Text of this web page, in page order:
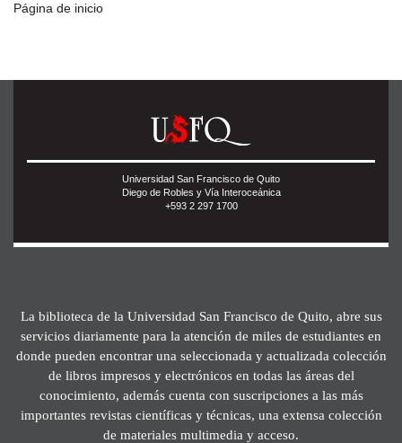
Página de inicio
Universidad San Francisco de Quito
Diego de Robles y Vía Interoceánica
+593 2 297 1700
La biblioteca de la Universidad San Francisco de Quito, abre sus
servicios diariamente para la atención de miles de estudiantes en
donde pueden encontrar una seleccionada y actualizada colección
de libros impresos y electrónicos en todas las áreas del
conocimiento, además cuenta con suscripciones a las más
importantes revistas científicas y técnicas, una extensa colección
de materiales multimedia y acceso.